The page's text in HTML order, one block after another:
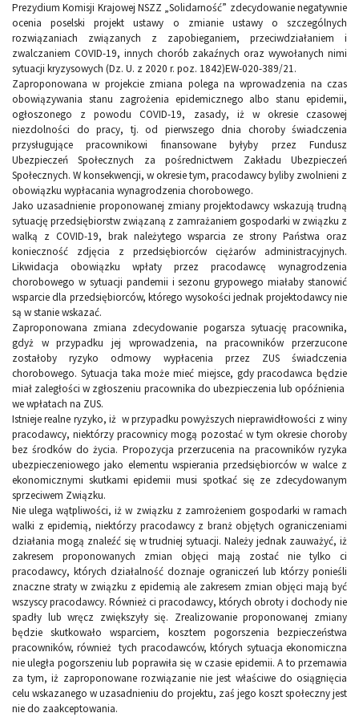
Prezydium Komisji Krajowej NSZZ „Solidarność” zdecydowanie negatywnie
ocenia poselski projekt ustawy o zmianie ustawy o szczególnych
rozwiązaniach związanych z zapobieganiem, przeciwdziałaniem i
zwalczaniem COVID-19, innych chorób zakaźnych oraz wywołanych nimi
sytuacji kryzysowych (Dz. U. z 2020 r. poz. 1842)EW-020-389/21.
Zaproponowana w projekcie zmiana polega na wprowadzenia na czas
obowiązywania stanu zagrożenia epidemicznego albo stanu epidemii,
ogłoszonego z powodu COVID-19, zasady, iż w okresie czasowej
niezdolności do pracy, tj. od pierwszego dnia choroby świadczenia
przysługujące pracownikowi finansowane byłyby przez Fundusz
Ubezpieczeń Społecznych za pośrednictwem Zakładu Ubezpieczeń
Społecznych. W konsekwencji, w okresie tym, pracodawcy byliby zwolnieni z
obowiązku wypłacania wynagrodzenia chorobowego.
Jako uzasadnienie proponowanej zmiany projektodawcy wskazują trudną
sytuację przedsiębiorstw związaną z zamrażaniem gospodarki w związku z
walką z COVID-19, brak należytego wsparcia ze strony Państwa oraz
konieczność zdjęcia z przedsiębiorców ciężarów administracyjnych.
Likwidacja obowiązku wpłaty przez pracodawcę wynagrodzenia
chorobowego w sytuacji pandemii i sezonu grypowego miałaby stanowić
wsparcie dla przedsiębiorców, którego wysokości jednak projektodawcy nie
są w stanie wskazać.
Zaproponowana zmiana zdecydowanie pogarsza sytuację pracownika,
gdyż w przypadku jej wprowadzenia, na pracowników przerzucone
zostałoby ryzyko odmowy wypłacenia przez ZUS świadczenia
chorobowego. Sytuacja taka może mieć miejsce, gdy pracodawca będzie
miał zaległości w zgłoszeniu pracownika do ubezpieczenia lub opóźnienia
we wpłatach na ZUS.
Istnieje realne ryzyko, iż w przypadku powyższych nieprawidłowości z winy
pracodawcy, niektórzy pracownicy mogą pozostać w tym okresie choroby
bez środków do życia. Propozycja przerzucenia na pracowników ryzyka
ubezpieczeniowego jako elementu wspierania przedsiębiorców w walce z
ekonomicznymi skutkami epidemii musi spotkać się ze zdecydowanym
sprzeciwem Związku.
Nie ulega wątpliwości, iż w związku z zamrożeniem gospodarki w ramach
walki z epidemią, niektórzy pracodawcy z branż objętych ograniczeniami
działania mogą znaleźć się w trudniej sytuacji. Należy jednak zauważyć, iż
zakresem proponowanych zmian objęci mają zostać nie tylko ci
pracodawcy, których działalność doznaje ograniczeń lub którzy ponieśli
znaczne straty w związku z epidemią ale zakresem zmian objęci mają być
wszyscy pracodawcy. Również ci pracodawcy, których obroty i dochody nie
spadły lub wręcz zwiększyły się. Zrealizowanie proponowanej zmiany
będzie skutkowało wsparciem, kosztem pogorszenia bezpieczeństwa
pracowników, również tych pracodawców, których sytuacja ekonomiczna
nie uległa pogorszeniu lub poprawiła się w czasie epidemii. A to przemawia
za tym, iż zaproponowane rozwiązanie nie jest właściwe do osiągnięcia
celu wskazanego w uzasadnieniu do projektu, zaś jego koszt społeczny jest
nie do zaakceptowania.